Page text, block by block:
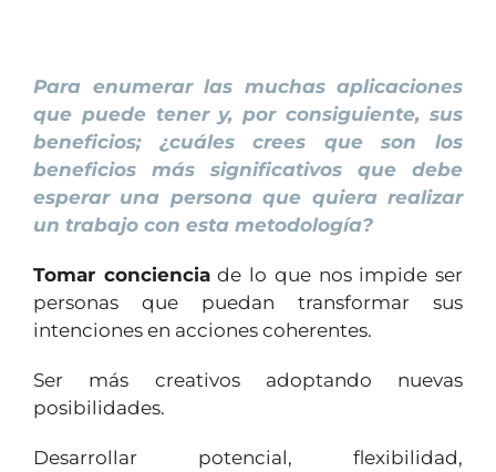
Para enumerar las muchas aplicaciones
que puede tener y, por consiguiente, sus
beneficios; ¿cuáles crees que son los
beneficios más significativos que debe
esperar una persona que quiera realizar
un trabajo con esta metodología?
Tomar concienciade lo que nos impide ser
personas que puedan transformar sus
intenciones en acciones coherentes.
Ser más creativos adoptando nuevas
posibilidades.
Desarrollar potencial, flexibilidad,